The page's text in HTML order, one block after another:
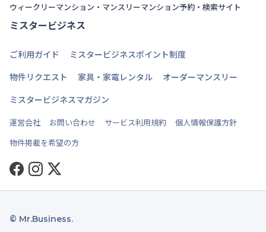
ウィークリーマンション・マンスリーマンション予約・検索サイト
ミスタービジネス
ご利用ガイド
ミスタービジネスポイント制度
物件リクエスト
家具・家電レンタル
オーダーマンスリー
ミスタービジネスマガジン
運営会社 お問い合わせ サービス利用規約
個人情報保護方針
物件掲載を希望の方
Facebook
Instagram
Twitter
© Mr.Business.